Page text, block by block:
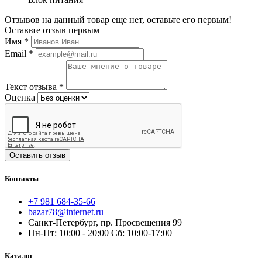
Отзывов на данный товар еще нет, оставьте его первым!
Оставьте отзыв первым
Имя *
Email *
Текст отзыва *
Оценка
Оставить отзыв
Контакты
+7 981 684-35-66
bazar78@internet.ru
Санкт-Петербург, пр. Просвещения 99
Пн-Пт: 10:00 - 20:00 Сб: 10:00-17:00
Каталог